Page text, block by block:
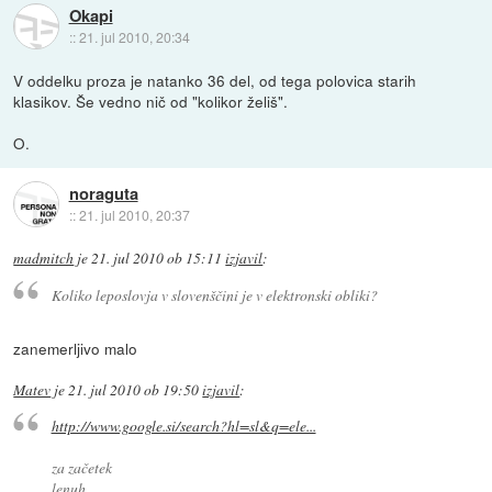
Okapi
::21. jul 2010, 20:34
V oddelku proza je natanko 36 del, od tega polovica starih
klasikov. Še vedno nič od "kolikor želiš".
O.
noraguta
::21. jul 2010, 20:37
madmitch je21. jul 2010 ob 15:11 izjavil:
Koliko leposlovja v slovenščini je v elektronski obliki?
zanemerljivo malo
Matev je21. jul 2010 ob 19:50izjavil:
http://www.google.si/search?hl=sl&q=ele...
za začetek